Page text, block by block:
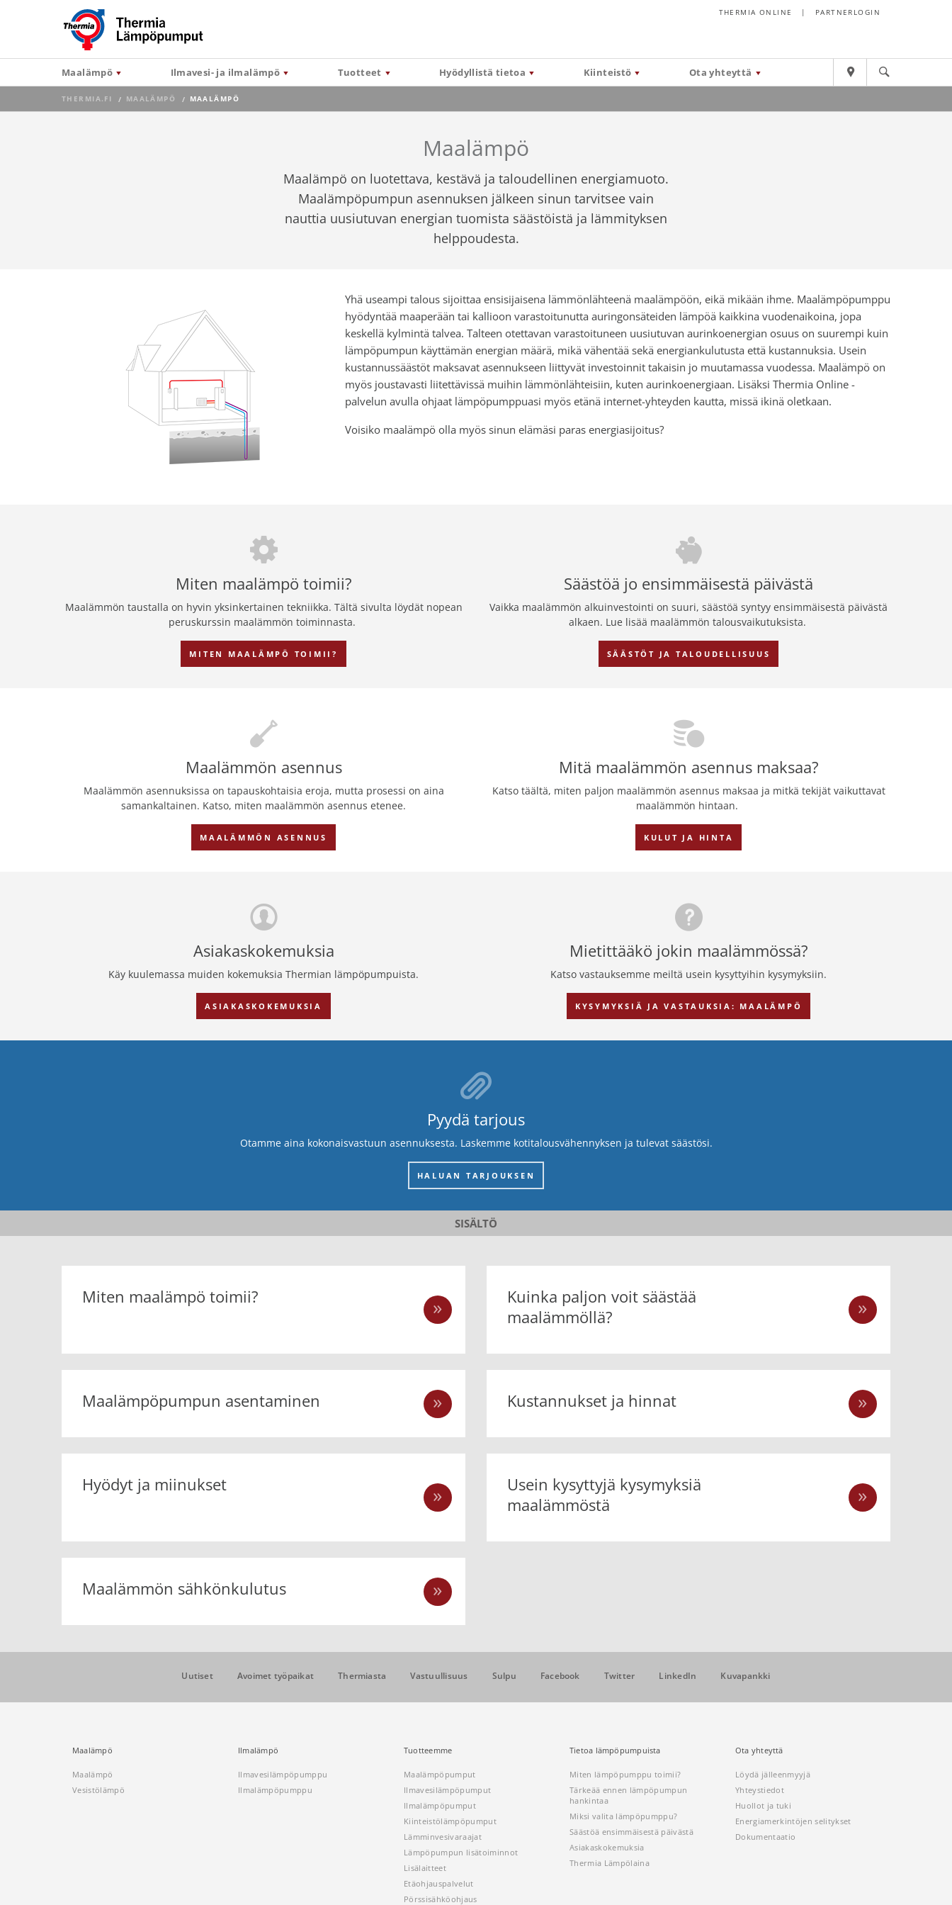
THERMIA ONLINE | PARTNERLOGIN
Maalämpö Ilmavesi- ja ilmalämpö Tuotteet Hyödyllistä tietoa Kiinteistö Ota yhteyttä
THERMIA.FI MAALÄMPÖ CURRENT:
MAALÄMPÖ
Maalämpö
Maalämpö on luotettava, kestävä ja taloudellinen energiamuoto.
Maalämpöpumpun asennuksen jälkeen sinun tarvitsee vain
nauttia uusiutuvan energian tuomista säästöistä ja lämmityksen
helppoudesta.
Yhä useampi talous sijoittaa ensisijaisena lämmönlähteenä maalämpöön, eikä mikään ihme. Maalämpöpumppu
hyödyntää maaperään tai kallioon varastoitunutta auringonsäteiden lämpöä kaikkina vuodenaikoina, jopa
keskellä kylmintä talvea. Talteen otettavan varastoituneen uusiutuvan aurinkoenergian osuus on suurempi kuin
lämpöpumpun käyttämän energian määrä, mikä vähentää sekä energiankulutusta että kustannuksia. Usein
kustannussäästöt maksavat asennukseen liittyvät investoinnit takaisin jo muutamassa vuodessa. Maalämpö on
myös joustavasti liitettävissä muihin lämmönlähteisiin, kuten aurinkoenergiaan. Lisäksi Thermia Online -
palvelun avulla ohjaat lämpöpumppuasi myös etänä internet-yhteyden kautta, missä ikinä oletkaan.
Voisiko maalämpö olla myös sinun elämäsi paras energiasijoitus?
Miten maalämpö toimii?
Maalämmön taustalla on hyvin yksinkertainen tekniikka. Tältä sivulta löydät nopean
peruskurssin maalämmön toiminnasta.
MITEN MAALÄMPÖ TOIMII?
Säästöä jo ensimmäisestä päivästä
Vaikka maalämmön alkuinvestointi on suuri, säästöä syntyy ensimmäisestä päivästä
alkaen. Lue lisää maalämmön talousvaikutuksista.
SÄÄSTÖT JA TALOUDELLISUUS
Maalämmön asennus
Maalämmön asennuksissa on tapauskohtaisia eroja, mutta prosessi on aina
samankaltainen. Katso, miten maalämmön asennus etenee.
MAALÄMMÖN ASENNUS
Mitä maalämmön asennus maksaa?
Katso täältä, miten paljon maalämmön asennus maksaa ja mitkä tekijät vaikuttavat
maalämmön hintaan.
KULUT JA HINTA
Asiakaskokemuksia
Käy kuulemassa muiden kokemuksia Thermian lämpöpumpuista.
ASIAKASKOKEMUKSIA
Mietittääkö jokin maalämmössä?
Katso vastauksemme meiltä usein kysyttyihin kysymyksiin.
KYSYMYKSIÄ JA VASTAUKSIA: MAALÄMPÖ
Pyydä tarjous
Otamme aina kokonaisvastuun asennuksesta. Laskemme kotitalousvähennyksen ja tulevat säästösi.
HALUAN TARJOUKSEN
SISÄLTÖ
Miten maalämpö toimii?
Kuinka paljon voit säästää
maalämmöllä?
Maalämpöpumpun asentaminen Kustannukset ja hinnat
Hyödyt ja miinukset
Usein kysyttyjä kysymyksiä
maalämmöstä
Maalämmön sähkönkulutus
Uutiset Avoimet työpaikat Thermiasta Vastuullisuus Sulpu Facebook Twitter LinkedIn Kuvapankki
Maalämpö
Maalämpö
Vesistölämpö
Ilmalämpö
Ilmavesilämpöpumppu
Ilmalämpöpumppu
Tuotteemme
Maalämpöpumput
Ilmavesilämpöpumput
Ilmalämpöpumput
Kiinteistölämpöpumput
Lämminvesivaraajat
Lämpöpumpun lisätoiminnot
Lisälaitteet
Etäohjauspalvelut
Pörssisähköohjaus
Tietoa lämpöpumpuista
Miten lämpöpumppu toimii?
Tärkeää ennen lämpöpumpun
hankintaa
Miksi valita lämpöpumppu?
Säästöä ensimmäisestä päivästä
Asiakaskokemuksia
Thermia Lämpölaina
Ota yhteyttä
Löydä jälleenmyyjä
Yhteystiedot
Huollot ja tuki
Energiamerkintöjen selitykset
Dokumentaatio